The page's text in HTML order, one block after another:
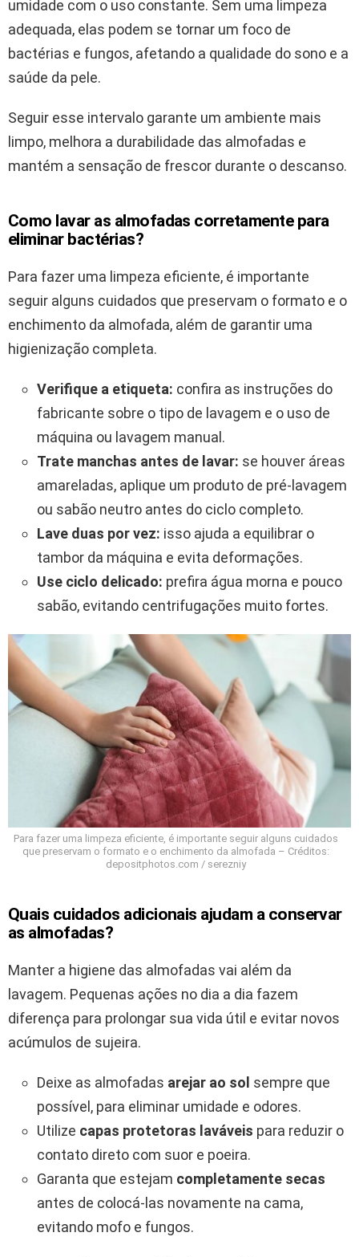
umidade com o uso constante. Sem uma limpeza
adequada, elas podem se tornar um foco de
bactérias e fungos, afetando a qualidade do sono e a
saúde da pele.
Seguir esse intervalo garante um ambiente mais
limpo, melhora a durabilidade das almofadas e
mantém a sensação de frescor durante o descanso.
Como lavar as almofadas corretamente para
eliminar bactérias?
Para fazer uma limpeza eficiente, é importante
seguir alguns cuidados que preservam o formato e o
enchimento da almofada, além de garantir uma
higienização completa.
Verifique a etiqueta: confira as instruções do
fabricante sobre o tipo de lavagem e o uso de
máquina ou lavagem manual.
Trate manchas antes de lavar: se houver áreas
amareladas, aplique um produto de pré-lavagem
ou sabão neutro antes do ciclo completo.
Lave duas por vez: isso ajuda a equilibrar o
tambor da máquina e evita deformações.
Use ciclo delicado: prefira água morna e pouco
sabão, evitando centrifugações muito fortes.
Para fazer uma limpeza eficiente, é importante seguir alguns cuidados
que preservam o formato e o enchimento da almofada – Créditos:
depositphotos.com / serezniy
Quais cuidados adicionais ajudam a conservar
as almofadas?
Manter a higiene das almofadas vai além da
lavagem. Pequenas ações no dia a dia fazem
diferença para prolongar sua vida útil e evitar novos
acúmulos de sujeira.
Deixe as almofadas arejar ao sol sempre que
possível, para eliminar umidade e odores.
Utilize capas protetoras laváveis para reduzir o
contato direto com suor e poeira.
Garanta que estejam completamente secas
antes de colocá-las novamente na cama,
evitando mofo e fungos.